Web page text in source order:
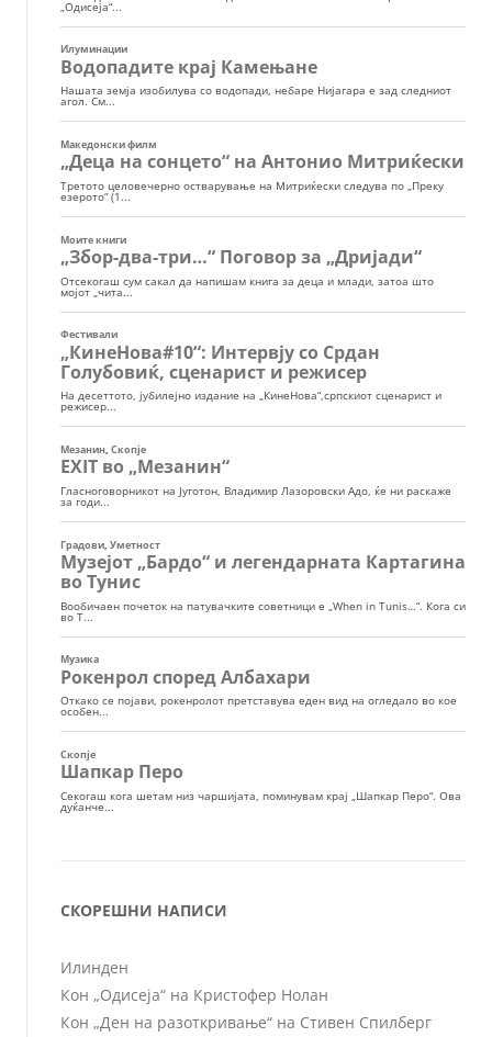
СКОРЕШНИ НАПИСИ
Илинден
Кон „Одисеја“ на Кристофер Нолан
Кон „Ден на разоткривање“ на Стивен Спилберг